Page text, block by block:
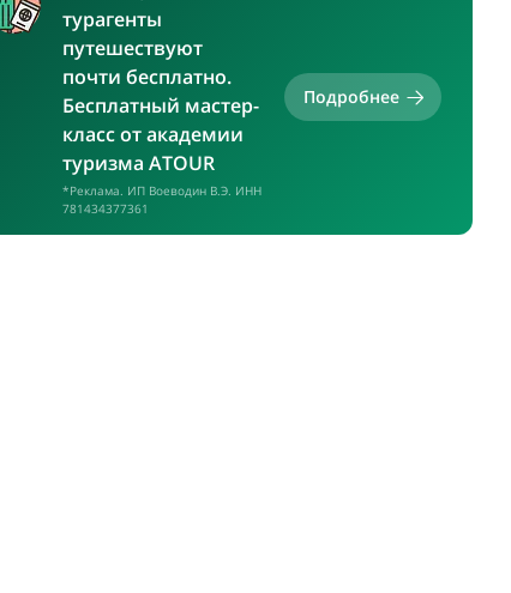
турагенты
путешествуют
почти бесплатно.
Бесплатный мастер-
класс от академии
туризма ATOUR
*Реклама. ИП Воеводин В.Э. ИНН
781434377361
Подробнее